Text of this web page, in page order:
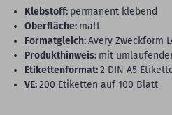
Klebstoff: permanent klebend
Oberfläche: matt
Formatgleich:Avery Zweckform
Produkthinweis: mit
Etikettenformat:2 DIN A5
VE:200 Etiketten auf 100 Blatt